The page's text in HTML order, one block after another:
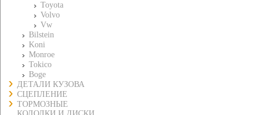
Toyota
Volvo
Vw
Bilstein
Koni
Monroe
Tokico
Boge
ДЕТАЛИ КУЗОВА
СЦЕПЛЕНИЕ
ТОРМОЗНЫЕ